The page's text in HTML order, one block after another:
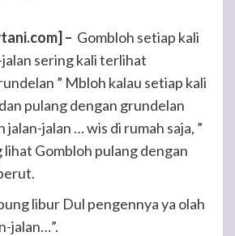
– Gombloh setiap kali
sering kali terlihat
” Mbloh kalau setiap kali
pulang dengan grundelan
jalan-jalan … wis di rumah saja, ”
Gombloh pulang dengan
libur Dul pengennya ya olah
jalan…”.